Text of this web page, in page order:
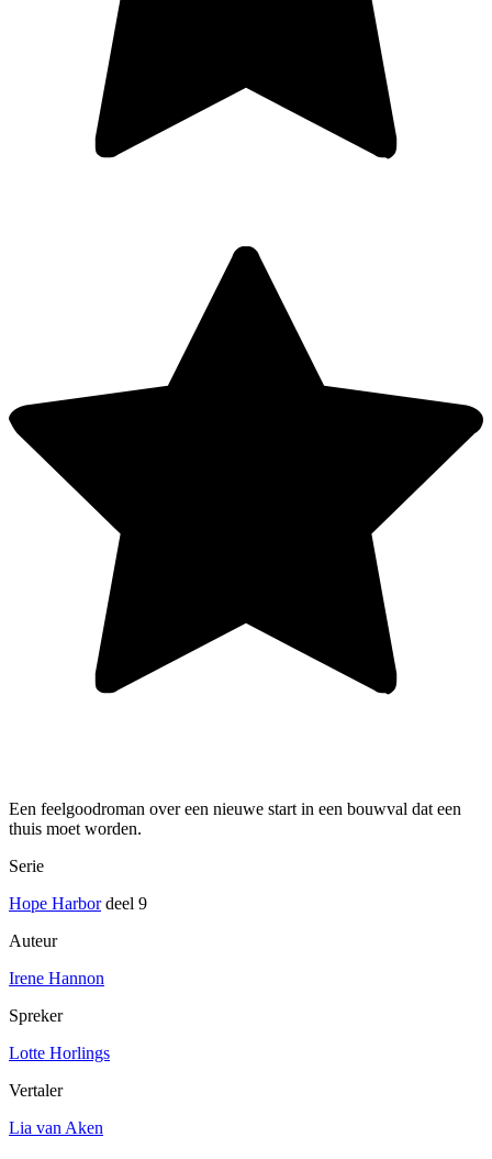
Een feelgoodroman over een nieuwe start in een bouwval dat een
thuis moet worden.
Serie
Hope Harbordeel 9
Auteur
Irene Hannon
Spreker
Lotte Horlings
Vertaler
Lia van Aken